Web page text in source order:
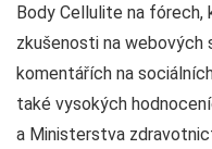
Body Cellulite na fórech,
zkušenosti na webových
komentářích na
také vysokých
a Ministerstva